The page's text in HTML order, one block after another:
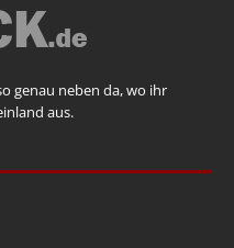
genau neben da, wo ihr
aus.